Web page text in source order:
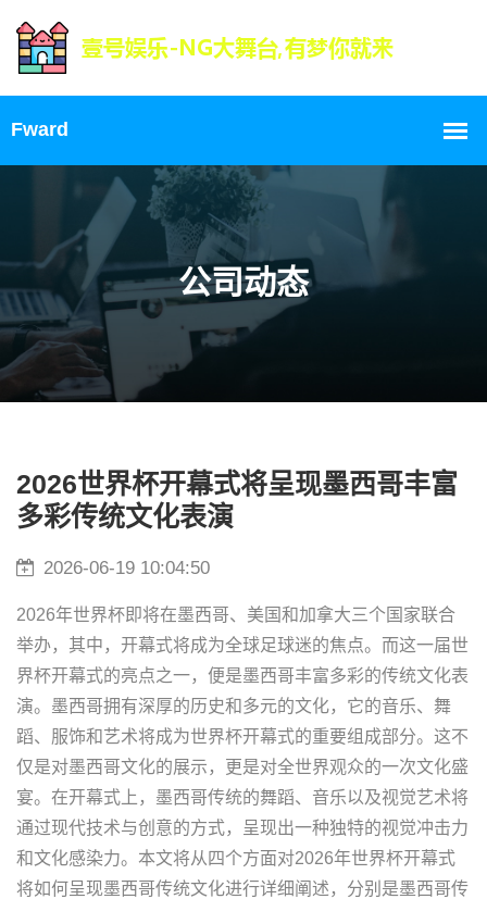
公司动态
2026世界杯开幕式将呈现墨西哥丰富
多彩传统文化表演
2026-06-19 10:04:50
2026年世界杯即将在墨西哥、美国和加拿大三个国家联合
举办，其中，开幕式将成为全球足球迷的焦点。而这一届世
界杯开幕式的亮点之一，便是墨西哥丰富多彩的传统文化表
演。墨西哥拥有深厚的历史和多元的文化，它的音乐、舞
蹈、服饰和艺术将成为世界杯开幕式的重要组成部分。这不
仅是对墨西哥文化的展示，更是对全世界观众的一次文化盛
宴。在开幕式上，墨西哥传统的舞蹈、音乐以及视觉艺术将
通过现代技术与创意的方式，呈现出一种独特的视觉冲击力
和文化感染力。本文将从四个方面对2026年世界杯开幕式
将如何呈现墨西哥传统文化进行详细阐述，分别是墨西哥传